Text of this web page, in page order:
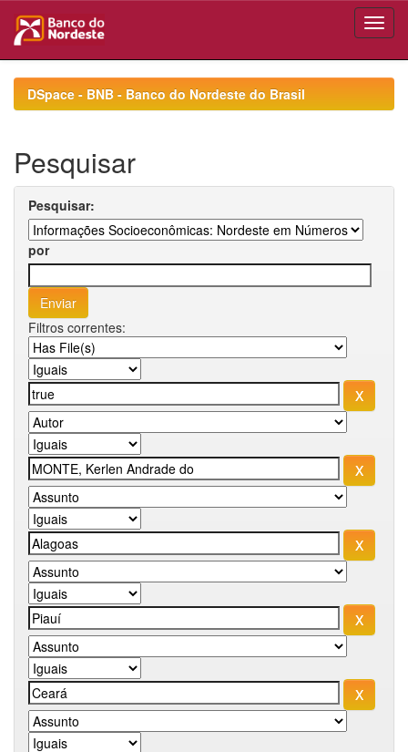
navigationDSpace - BNB - Banco do Nordeste do Brasil
Pesquisar
Pesquisar:
por
Filtros correntes: